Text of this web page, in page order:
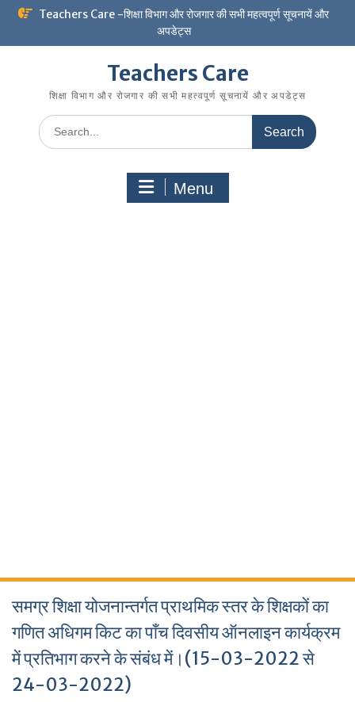
Skip
Teachers Care -शिक्षा विभाग और रोजगार की सभी महत्वपूर्ण सूचनायें और
अपडेट्स
Teachers Care
शिक्षा विभाग और रोजगार की सभी महत्वपूर्ण सूचनायें और अपडेट्स
Search
for:
Menu
समग्र शिक्षा योजनान्तर्गत प्राथमिक स्तर के शिक्षकों का
गणित अधिगम किट का पाँच दिवसीय ऑनलाइन कार्यक्रम
में प्रतिभाग करने के संबंध में।(15-03-2022 से
24-03-2022)